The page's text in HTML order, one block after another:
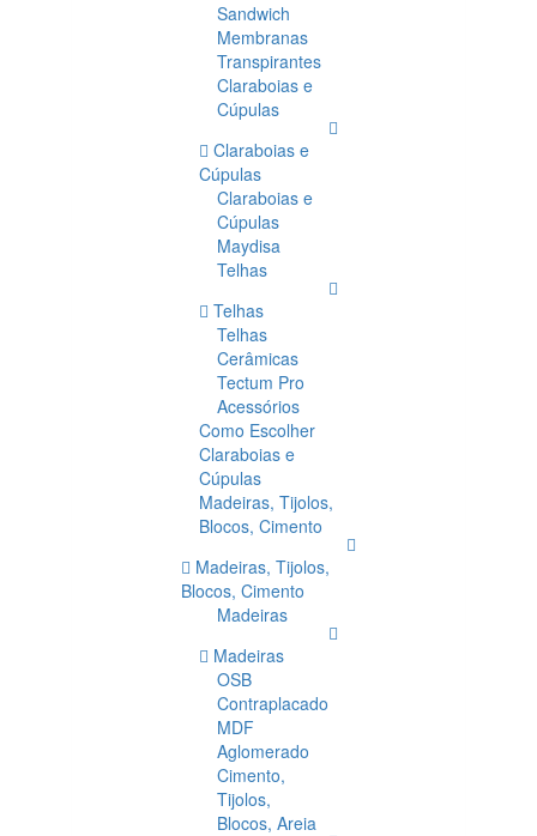
Sandwich
Membranas
Transpirantes
Claraboias e
Cúpulas
Claraboias e
Cúpulas
Claraboias e
Cúpulas
Maydisa
Telhas
Telhas
Telhas
Cerâmicas
Tectum Pro
Acessórios
Como Escolher
Claraboias e
Cúpulas
Madeiras, Tijolos,
Blocos, Cimento
Madeiras, Tijolos,
Blocos, Cimento
Madeiras
Madeiras
OSB
Contraplacado
MDF
Aglomerado
Cimento,
Tijolos,
Blocos, Areia